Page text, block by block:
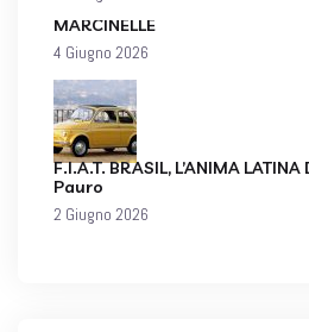
MARCINELLE
4 Giugno 2026
F.I.A.T. BRASIL, L’ANIMA
Pauro
2 Giugno 2026